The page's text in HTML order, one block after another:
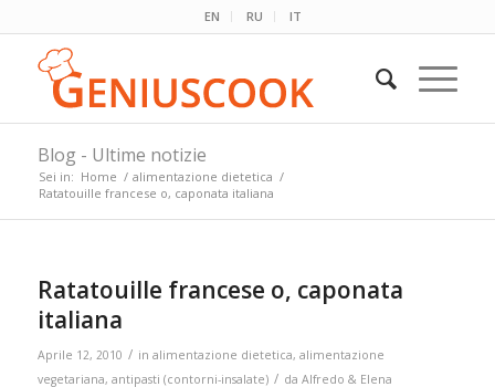
EN RU IT
Blog - Ultime notizie
Sei in: Home / alimentazione dietetica /
Ratatouille francese o, caponata italiana
Ratatouille francese o, caponata
italiana
Aprile 12, 2010 / in alimentazione dietetica, alimentazione
vegetariana, antipasti (contorni-insalate) / da Alfredo & Elena